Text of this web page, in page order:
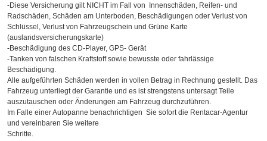
-Diese Versicherung gilt NICHT im Fall von Innenschäden, Reifen- und
Radschäden, Schäden am Unterboden, Beschädigungen oder Verlust von
Schlüssel, Verlust von Fahrzeugschein und Grüne Karte
(auslandsversicherungskarte)
-Beschädigung des CD-Player, GPS- Gerät
-Tanken von falschen Kraftstoff sowie bewusste oder fahrlässige
Beschädigung.
Alle aufgeführten Schäden werden in vollen Betrag in Rechnung gestellt. Das
Fahrzeug unterliegt der Garantie und es ist strengstens untersagt Teile
auszutauschen oder Änderungen am Fahrzeug durchzuführen.
Im Falle einer Autopanne benachrichtigen Sie sofort die Rentacar-Agentur
und vereinbaren Sie weitere
Schritte.